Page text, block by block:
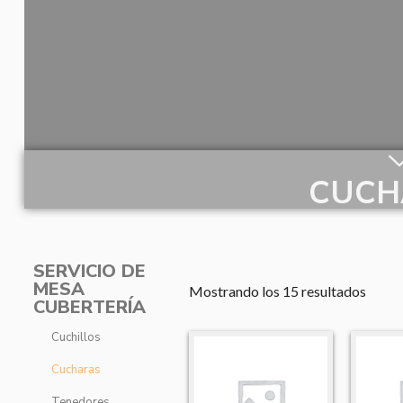
SERVICIO DE
MESA
CUBERTERÍA
Cuchillos
Cucharas
Mostrando los 15 resultados